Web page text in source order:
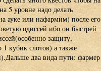
5 уровне надо делать
ауке или нафармим) после его
одиссей ибо он быстрей
защиту,
1 кубик слотов) а также
два вида пути: фармер